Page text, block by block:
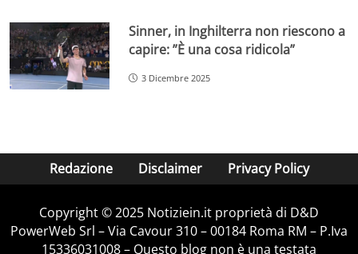
Sinner, in Inghilterra non riescono a
capire: ”È una cosa ridicola”
3 Dicembre 2025
Redazione Disclaimer Privacy Policy
Copyright © 2025 Notiziein.it proprietà di D&D
PowerWeb Srl – Via Cavour 310 – 00184 Roma RM – P.Iva
15336031008 – Questo blog non è una testata